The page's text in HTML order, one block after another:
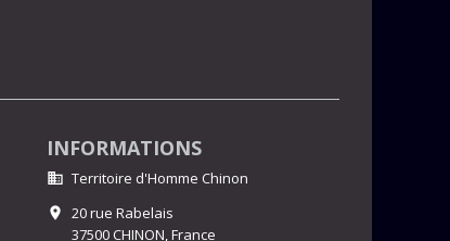
INFORMATIONS
 Territoire d'Homme Chinon

20 rue Rabelais
37500 CHINON,France